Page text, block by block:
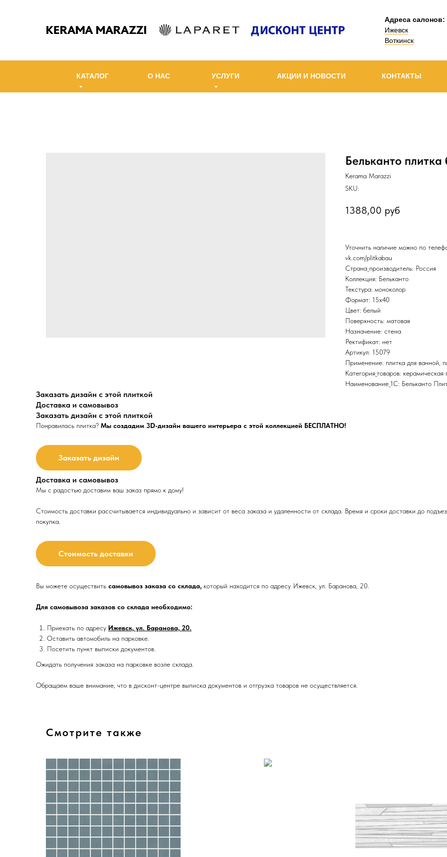
Адреса салонов:
Ижевск
Воткинск
КАТАЛОГ О НАС УСЛУГИ АКЦИИ И НОВОСТИ КОНТАКТЫ
Бельканто
Kerama Marazzi
SKU:
1388,00 руб
Уточнить наличие можно по
vk.com/plitkabau
Страна_производитель: Россия
Коллекция: Бельканто
Текстура: моноколор
Формат: 15x40
Цвет: белый
Поверхность: матовая
Назначение: стена
Ректификат: нет
Артикул: 15079
Применение: плитка для ванной,
Категория_товаров: керамическая
Наименование_1С: Бельканто
Заказать дизайн с этой плиткой
Доставка и самовывоз
Заказать дизайн с этой плиткой
Понравилась плитка? Мы создадим 3D-дизайн вашего интерьера с этой коллекцией БЕСПЛАТНО!
Заказать дизайн
Доставка и самовывоз
Мы с радостью доставим ваш заказ прямо к дому!
Стоимость доставки рассчитывается индивидуально и зависит от веса заказа и удаленности от склада. Время и сроки доставки до
покупка.
Стоимость доставки
Вы можете осуществить самовывоз заказа со склада, который находится по адресу Ижевск, ул. Баранова, 20.
Для самовывоза заказов со склада необходимо:
Приехать по адресу Ижевск, ул. Баранова, 20.
Оставить автомобиль на парковке.
Посетить пункт выписки документов.
Ожидать получения заказа на парковке возле склада.
Обращаем ваше внимание, что в дисконт-центре выписка документов и отгрузка товаров не осуществляется.
Смотрите также